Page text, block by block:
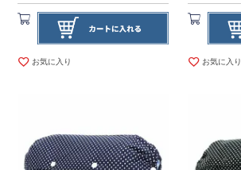
お気に入り お気に入り